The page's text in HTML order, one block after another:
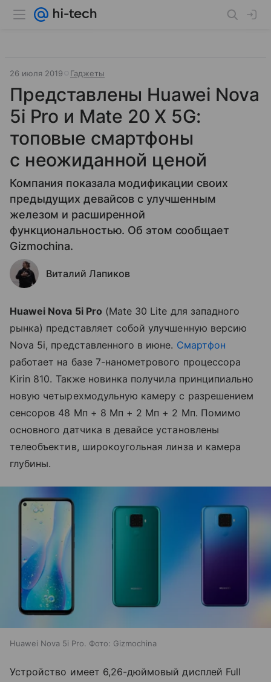
26 июля 2019 Гаджеты
Представлены Huawei Nova
5i Pro и Mate 20 X 5G:
топовые смартфоны
с неожиданной ценой
Компания показала модификации своих
предыдущих девайсов c улучшенным
железом и расширенной
функциональностью. Об этом сообщает
Gizmochina.
Виталий Лапиков
Huawei Nova 5i Pro (Mate 30 Lite для западного
рынка) представляет собой улучшенную версию
Nova 5i, представленного в июне. Смартфон
работает на базе 7-нанометрового процессора
Kirin 810. Также новинка получила принципиально
новую четырехмодульную камеру с разрешением
сенсоров 48 Мп + 8 Мп + 2 Мп + 2 Мп. Помимо
основного датчика в девайсе установлены
телеобъектив, широкоугольная линза и камера
глубины.
Huawei Nova 5i Pro. Фото: Gizmochina
Устройство имеет 6,26-дюймовый дисплей Full